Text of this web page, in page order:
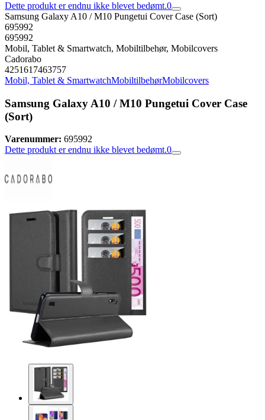
Dette produkt er endnu ikke blevet bedømt.0
Samsung Galaxy A10 / M10 Pungetui Cover Case (Sort)
695992
695992
Mobil, Tablet & Smartwatch, Mobiltilbehør, Mobilcovers
Cadorabo
4251617463757
Mobil, Tablet & SmartwatchMobiltilbehørMobilcovers
Samsung Galaxy A10 / M10 Pungetui Cover Case
(Sort)
Varenummer: 695992
Dette produkt er endnu ikke blevet bedømt.0